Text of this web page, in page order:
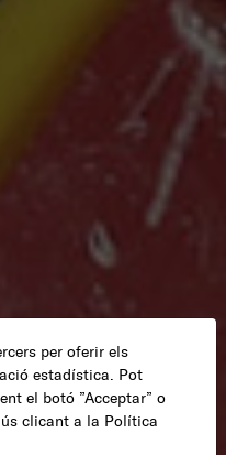
per oferir els
estadística. Pot
el botó ”Acceptar” o
clicant a la Política